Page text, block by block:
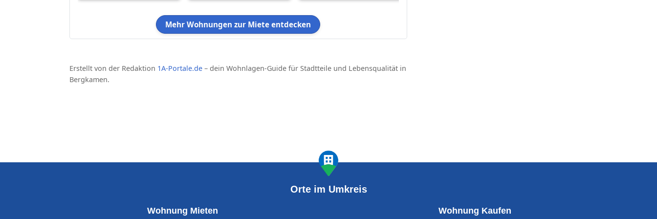
Mehr Wohnungen zur Miete entdecken
Erstellt von der Redaktion 1A-Portale.de – dein Wohnlagen-Guide für Stadtteile und Lebensqualität in
Bergkamen.
Orte im Umkreis
Wohnung Mieten Wohnung Kaufen